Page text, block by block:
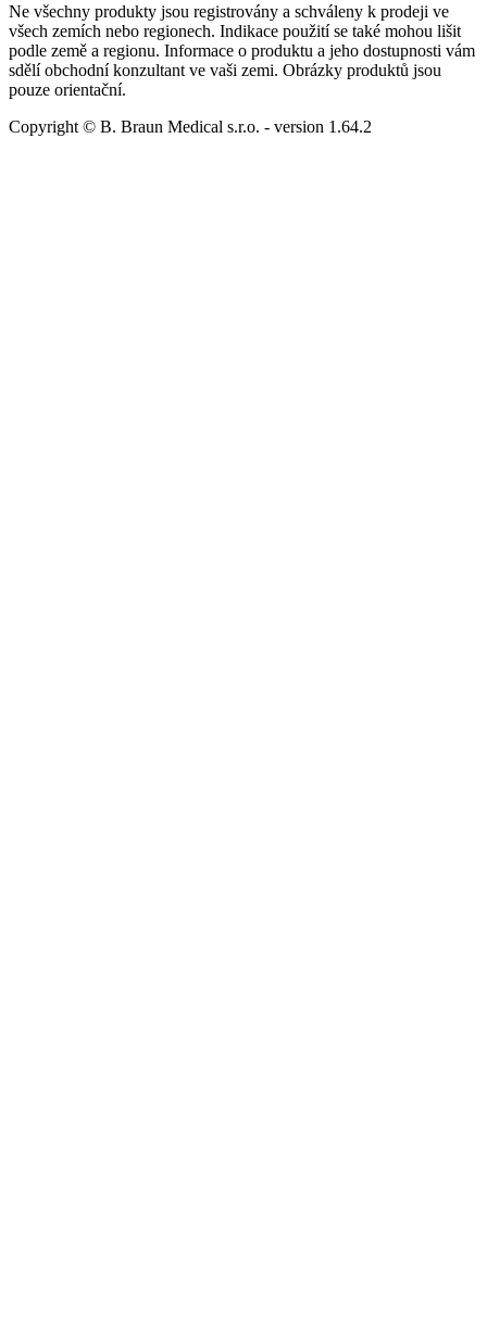
Ne všechny produkty jsou registrovány a schváleny k prodeji ve
všech zemích nebo regionech. Indikace použití se také mohou lišit
podle země a regionu. Informace o produktu a jeho dostupnosti vám
sdělí obchodní konzultant ve vaši zemi. Obrázky produktů jsou
pouze orientační.
Copyright © B. Braun Medical s.r.o. - version 1.64.2